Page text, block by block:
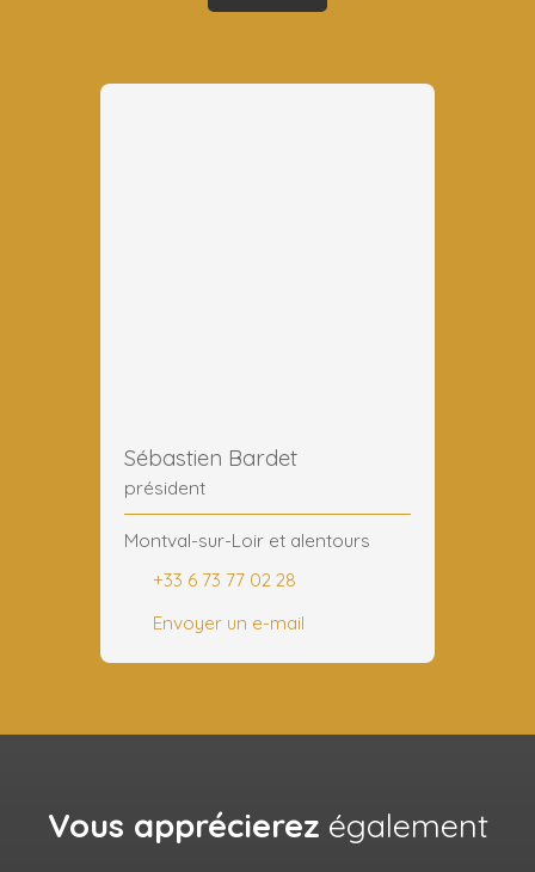
Sébastien Bardet
président
Montval-sur-Loir et alentours
+33 6 73 77 02 28
Envoyer un e-mail
Vous apprécierez également